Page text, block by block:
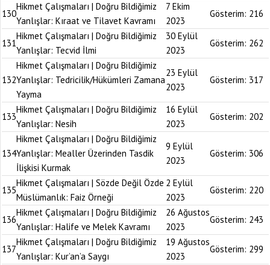
130
Hikmet Çalışmaları | Doğru Bildiğimiz
Yanlışlar: Kıraat ve Tilavet Kavramı
7 Ekim
2023
Gösterim: 216
131
Hikmet Çalışmaları | Doğru Bildiğimiz
Yanlışlar: Tecvid İlmi
30 Eylül
2023
Gösterim: 262
132
Hikmet Çalışmaları | Doğru Bildiğimiz
Yanlışlar: Tedricilik/Hükümleri Zamana
Yayma
23 Eylül
2023
Gösterim: 317
133
Hikmet Çalışmaları | Doğru Bildiğimiz
Yanlışlar: Nesih
16 Eylül
2023
Gösterim: 202
134
Hikmet Çalışmaları | Doğru Bildiğimiz
Yanlışlar: Mealler Üzerinden Tasdik
İlişkisi Kurmak
9 Eylül
2023
Gösterim: 306
135
Hikmet Çalışmaları | Sözde Değil Özde
Müslümanlık: Faiz Örneği
2 Eylül
2023
Gösterim: 220
136
Hikmet Çalışmaları | Doğru Bildiğimiz
Yanlışlar: Halife ve Melek Kavramı
26 Ağustos
2023
Gösterim: 243
137
Hikmet Çalışmaları | Doğru Bildiğimiz
Yanlışlar: Kur’an’a Saygı
19 Ağustos
2023
Gösterim: 299